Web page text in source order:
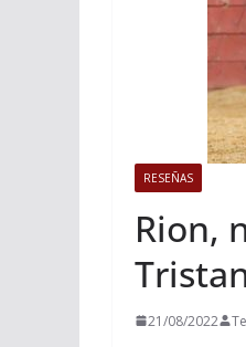
RESEÑAS
Rion,
21/08/2022